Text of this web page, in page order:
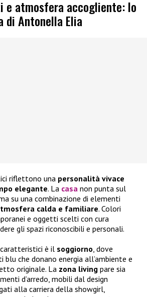
e atmosfera accogliente: lo
di Antonella Elia
riflettono una personalità vivace
elegante. La casa non punta sul
su una combinazione di elementi
calda e familiare. Colori
e oggetti scelti con cura
gli spazi riconoscibili e personali.
è il soggiorno, dove
blu che donano energia all’ambiente e
originale. La zona living pare sia
d’arredo, mobili dal design
alla carriera della showgirl,